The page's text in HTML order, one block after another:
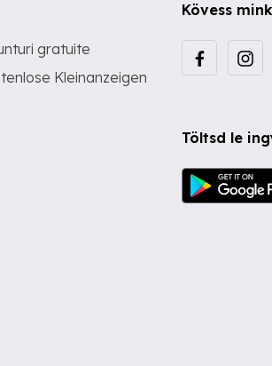
gratuite
Kleinanzeigen
Kövess
Töltsd le